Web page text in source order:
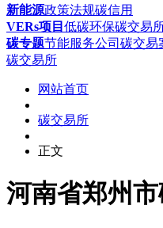
新能源政策法规碳信用
VERs项目 低碳环保碳交易
碳专题节能服务公司 碳交易
碳交易所
网站首页
碳交易所
正文
河南省郑州